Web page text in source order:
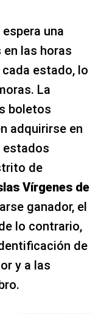
una
las horas
estado, lo
La
boletos
adquirirse en
estados
de
Vírgenes de
ganador, el
lo contrario,
de
y a las